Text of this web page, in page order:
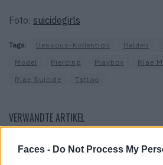
Faces - Do Not Process My
Foto: suicidegirls
Tags: Dessous-Kollektion Helden
Model
Piercing Playboy
Riae
Riae Suicide
Tattoo
VERWANDTE ARTIKEL